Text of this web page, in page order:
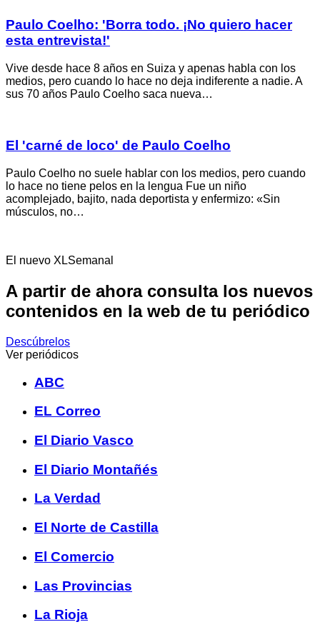
Paulo Coelho: 'Borra todo. ¡No quiero hacer
esta entrevista!'
Vive desde hace 8 años en Suiza y apenas habla con los
medios, pero cuando lo hace no deja indiferente a nadie. A
sus 70 años Paulo Coelho saca nueva…
El 'carné de loco' de Paulo Coelho
Paulo Coelho no suele hablar con los medios, pero cuando
lo hace no tiene pelos en la lengua Fue un niño
acomplejado, bajito, nada deportista y enfermizo: «Sin
músculos, no…
El nuevo XLSemanal
A partir de ahora consulta los nuevos
contenidos en la web de tu periódico
Descúbrelos
Ver periódicos
ABC
EL Correo
El Diario Vasco
El Diario Montañés
La Verdad
El Norte de Castilla
El Comercio
Las Provincias
La Rioja